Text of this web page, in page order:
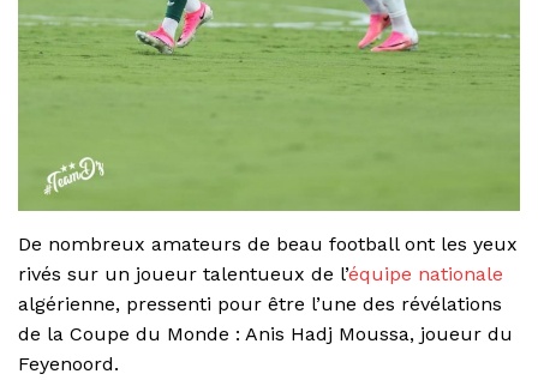
De nombreux amateurs de beau football ont les yeux
rivés sur un joueur talentueux de l’équipe nationale
algérienne, pressenti pour être l’une des révélations
de la Coupe du Monde : Anis Hadj Moussa, joueur du
Feyenoord.